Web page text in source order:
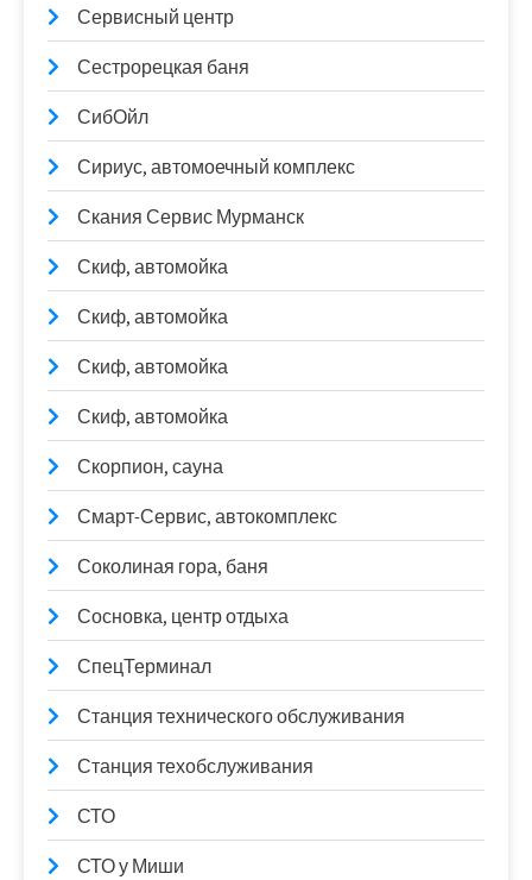
Сервисный центр
Сестрорецкая баня
СибОйл
Сириус, автомоечный комплекс
Скания Сервис Мурманск
Скиф, автомойка
Скиф, автомойка
Скиф, автомойка
Скиф, автомойка
Скорпион, сауна
Смарт-Сервис, автокомплекс
Соколиная гора, баня
Сосновка, центр отдыха
СпецТерминал
Станция технического обслуживания
Станция техобслуживания
СТО
СТО у Миши